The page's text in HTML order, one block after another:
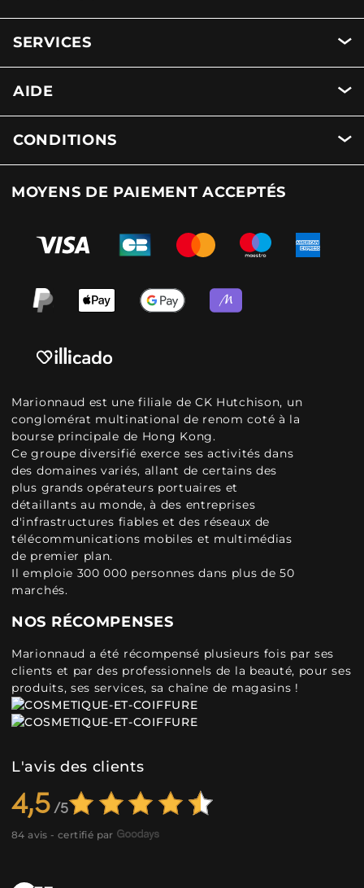
SERVICES
AIDE
CONDITIONS
MOYENS DE PAIEMENT ACCEPTÉS
Marionnaud est une filiale de CK Hutchison, un
conglomérat multinational de renom coté à la
bourse principale de Hong Kong.
Ce groupe diversifié exerce ses activités dans
des domaines variés, allant de certains des
plus grands opérateurs portuaires et
détaillants au monde, à des entreprises
d'infrastructures fiables et des réseaux de
télécommunications mobiles et multimédias
de premier plan.
Il emploie 300 000 personnes dans plus de 50
marchés.
NOS RÉCOMPENSES
Marionnaud a été récompensé plusieurs fois par ses
clients et par des professionnels de la beauté, pour ses
produits, ses services, sa chaîne de magasins !
L'avis des clients
4,5
84 avis - certifié par